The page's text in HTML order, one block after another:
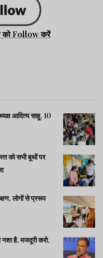
को Follow करें
आदित्य साहू, 10
को सभी बूथों पर
लोगों से प्ररूप
नशा है, मजदूरी करो,